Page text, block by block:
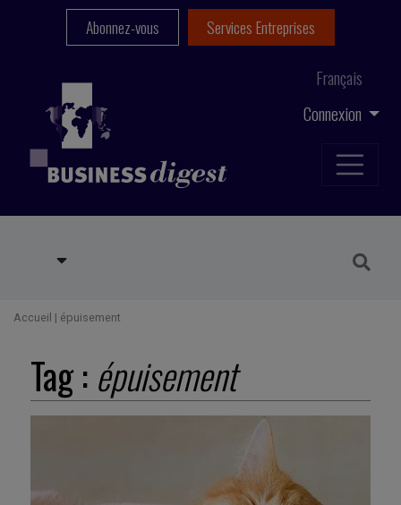
Connexion
Français
Abonnez-vous Services Entreprises
Accueil | épuisement
Tag : épuisement